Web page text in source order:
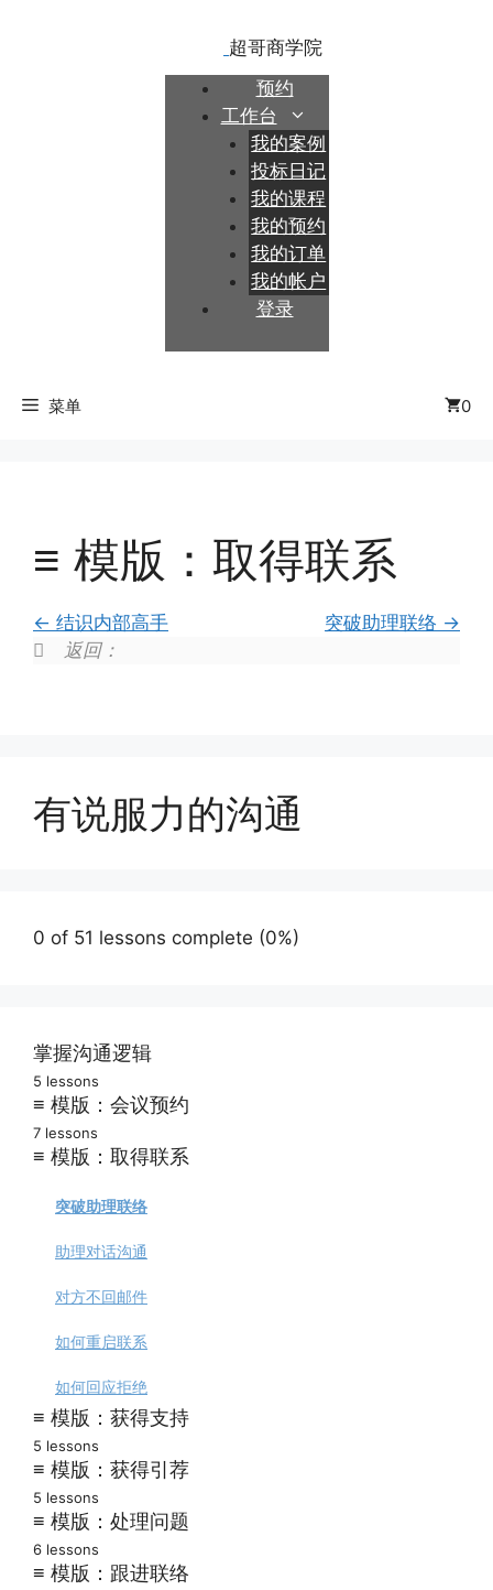
预约
工作台
我的案例
投标日记
我的课程
我的预约
我的订单
我的帐户
登录
菜单 0
≡ 模版：取得联系
结识内部高手
突破助理联络
返回：
有说服力的沟通
0 of 51 lessons complete (0%)
掌握沟通逻辑
第一课：欢迎
有效沟通逻辑
5 lessons
≡ 模版：会议预约
如何预约通话
快速会议预约
确认会议预约
会前准备通知
预约职业访谈
赢得面试机会
结识内部高手
7 lessons
≡ 模版：取得联系
突破助理联络
助理对话沟通
对方不回邮件
如何重启联系
如何回应拒绝
≡ 模版：获得支持
向陌生人咨询
多个问题回复
请求当天回复
5 lessons
≡ 模版：获得引荐
赢得高手推荐
请求高手引荐
5 lessons
≡ 模版：处理问题
提醒对方回应
6 lessons
≡ 模版：跟进联络